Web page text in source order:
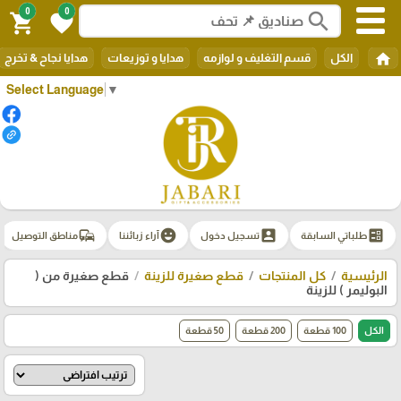
Select Language ▼
search
0
favorite
0
shopping_cart
home الكل قسم التغليف و لوازمه هدايا و توزيعات هدايا نجاح & تخرج
ballotطلباتي السابقة account_boxتسجيل دخول emoji_emotionsآراء زبائننا commuteمناطق التوصيل
الرئيسية كل المنتجات قطع صغيرة للزينة
قطع صغيرة من (
البوليمر ) للزينة
الكل 100 قطعة 200 قطعة 50 قطعة